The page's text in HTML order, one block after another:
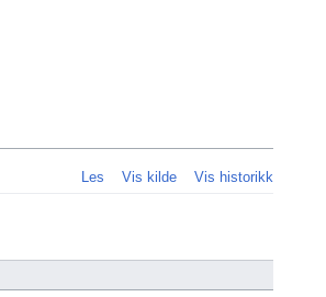
Les Vis kilde Vis historikk